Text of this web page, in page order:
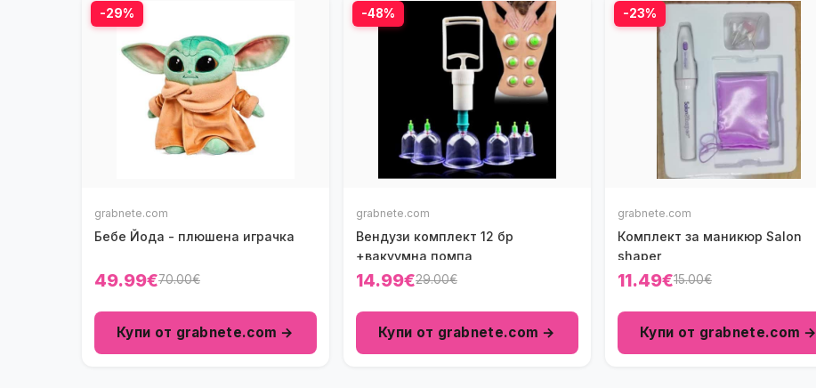
-29%
grabnete.com
Бебе Йода - плюшена играчка
49.99€70.00€
Купи от grabnete.com →
-48%
grabnete.com
Вендузи комплект 12 бр
+вакуумна помпа
14.99€29.00€
Купи от grabnete.com →
-23%
grabnete.com
Комплект за маникюр Salon
shaper
11.49€15.00€
Купи от grabnete.com →